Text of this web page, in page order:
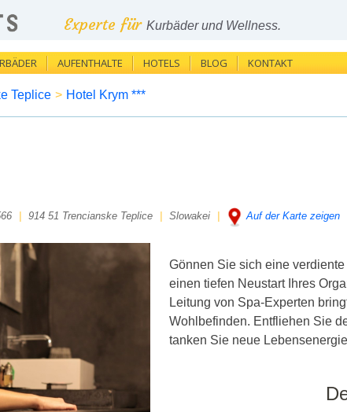
Experte für Kurbäder und Wellness.
AUFENTHALTE HOTELS BLOG KONTAKT
Teplice > Hotel Krym ***
914 51 Trencianske Teplice Slowakei Auf der Karte zeigen
Gönnen Sie sich eine
einen tiefen Neustart Ihres
Leitung von Spa-Experten
Wohlbefinden. Entfliehen Sie
tanken Sie neue